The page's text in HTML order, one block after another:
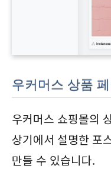
우커머스 상품
우커머스 쇼핑몰의
상기에서 설명한 포
만들 수 있습니다.